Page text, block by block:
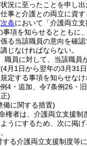
況に至ったことを申し
事と介護との両立に資
次条において「介護両立
事項を知らせるとともに
る当該職員の意向を確
じなければならない。
職員に対して、当該職員
(4月1日から翌年の3月31
定する事項を知らせなけ
4・追加、令7条例26・
)
備に関する措置)
権者は、介護両立支援制
うにするため、次に掲
する介護両立支援制度等